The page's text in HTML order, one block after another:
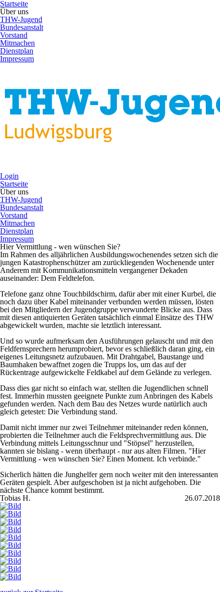
Startseite
Über uns
THW-Jugend
Bundesanstalt
Vorstand
Mitmachen
Dienstplan
Impressum
Login
Startseite
Über uns
THW-Jugend
Bundesanstalt
Vorstand
Mitmachen
Dienstplan
Impressum
Hier Vermittlung - wen wünschen Sie?
Im Rahmen des alljährlichen Ausbildungswochenendes setzen sich die
jungen Katastrophenschützer am zurückliegenden Wochenende unter
Anderem mit Kommunikationsmitteln vergangener Dekaden
auseinander: Dem Feldtelefon.
Telefone ganz ohne Touchbildschirm, dafür aber mit einer Kurbel, die
noch dazu über Kabel miteinander verbunden werden müssen, lösten
bei den Mitgliedern der Jugendgruppe verwunderte Blicke aus. Dass
mit diesen antiquierten Geräten tatsächlich einmal Einsätze des THW
abgewickelt wurden, machte sie letztlich interessant.
Und so wurde aufmerksam den Ausführungen gelauscht und mit den
Feldfernsprechern herumprobiert, bevor es schließlich daran ging, ein
eigenes Leitungsnetz aufzubauen. Mit Drahtgabel, Baustange und
Baumhaken bewaffnet zogen die Trupps los, um das auf der
Rückentrage aufgewickelte Feldkabel auf dem Gelände zu verlegen.
Dass dies gar nicht so einfach war, stellten die Jugendlichen schnell
fest. Immerhin mussten geeignete Punkte zum Anbringen des Kabels
gefunden werden. Nach dem Bau des Netzes wurde natürlich auch
gleich getestet: Die Verbindung stand.
Damit nicht immer nur zwei Teilnehmer miteinander reden können,
probierten die Teilnehmer auch die Feldsprechvermittlung aus. Die
Verbindung mittels Leitungsschnur und "Stöpsel" herzustellen,
kannten sie bislang - wenn überhaupt - nur aus alten Filmen. "Hier
Vermittlung - wen wünschen Sie? Einen Moment. Ich verbinde."
Sicherlich hätten die Junghelfer gern noch weiter mit den interessanten
Geräten gespielt. Aber aufgeschoben ist ja nicht aufgehoben. Die
nächste Chance kommt bestimmt.
Tobias H.
26.07.2018